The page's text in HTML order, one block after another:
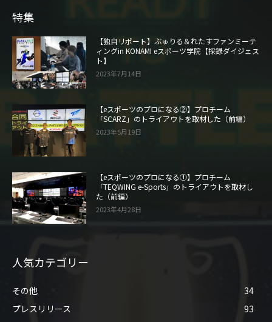
特集
【独自リポート】ぶゅりる＆れたすファンミーテ
ィングin KONAMI eスポーツ学院【採録ダイジェス
ト】
2023年7月14日
【eスポーツのプロになる②】プロチーム
「SCARZ」のトライアウトを取材した（前編）
2023年5月19日
【eスポーツのプロになる①】プロチーム
「TEQWING e-Sports」のトライアウトを取材し
た（前編）
2023年4月28日
人気カテゴリー
その他
34
プレスリリース
93